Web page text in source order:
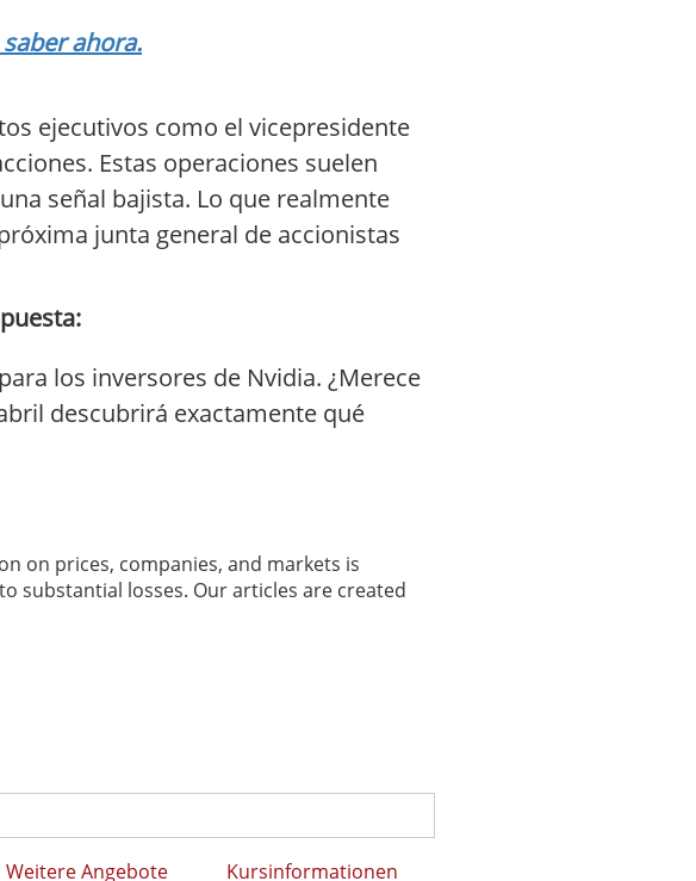
ahora.
ejecutivos como el vicepresidente
Estas operaciones suelen
señal bajista. Lo que realmente
junta general de accionistas
los inversores de Nvidia. ¿Merece
descubrirá exactamente qué
on prices, companies, and markets is
substantial losses. Our articles are created
Weitere Angebote Kursinformationen